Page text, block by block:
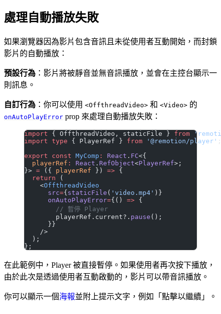
處理自動播放失敗
如果瀏覽器因為影片包含音訊且未從使用者互動開始，而封鎖
影片的自動播放：
預設行為 ：影片將被靜音並無音訊播放，並會在主控台顯示一
則訊息。
自訂行為 ：你可以使用 <OffthreadVideo> 和 <Video> 的
onAutoPlayError prop 來處理自動播放失敗：
import { OffthreadVideo, staticFile } from
import type { PlayerRef } from '@remotion/player' ;
export const MyComp : React . FC<{
  playerRef
: React . RefObject<PlayerRef>;
}> = ({ playerRef }) => {
  return
(
    <
OffthreadVideo
      src
={staticFile ( 'video.mp4' )}
      onAutoPlayError
={() => {
        // 暫停 Player
        playerRef.current?.
pause ();
      }}
    />
  );
};
在此範例中，Player 被直接暫停。如果使用者再次按下播放，
由於此次是透過使用者互動啟動的，影片可以帶音訊播放。
你可以顯示一個海報並附上提示文字，例如「點擊以繼續」。